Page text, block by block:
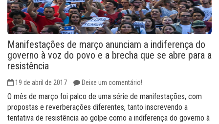
Manifestações de março anunciam a indiferença do
governo à voz do povo e a brecha que se abre para a
resistência
19 de abril de 2017 Deixe um comentário!
O mês de março foi palco de uma série de manifestações, com
propostas e reverberações diferentes, tanto inscrevendo a
tentativa de resistência ao golpe como a indiferença do governo à